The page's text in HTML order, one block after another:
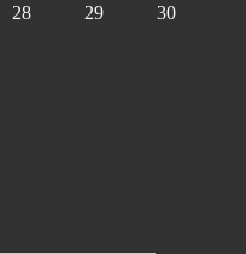
28 29 30